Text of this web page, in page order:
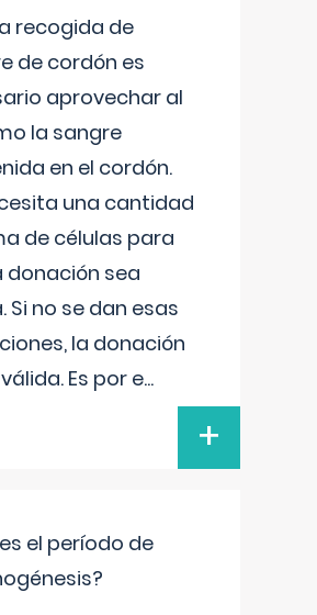
recogida de
de cordón es
aprovechar al
la sangre
en el cordón.
una cantidad
de células para
donación sea
Si no se dan esas
la donación
Es por e...
+
el período de